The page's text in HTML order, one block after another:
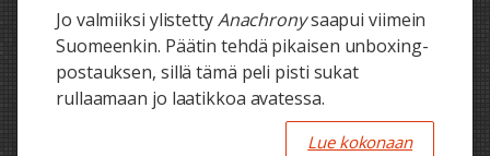
Jo valmiiksi ylistettyAnachronysaapui viimein
Suomeenkin. Päätin tehdä pikaisen unboxing-
postauksen, sillä tämä peli pisti sukat
rullaamaan jo laatikkoa avatessa.
Lue kokonaan